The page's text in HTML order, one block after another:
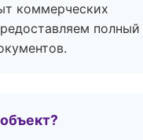
коммерческих
полный